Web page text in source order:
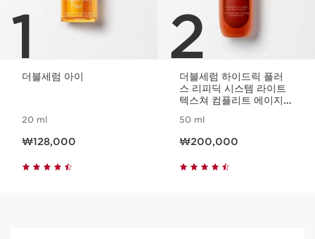
1
더블세럼 아이
20 ml
₩128,000
2
더블세럼 하이드릭 플러
스 리피딕 시스템 라이트
텍스쳐 컴플리트 에이지
50 ml
₩200,000